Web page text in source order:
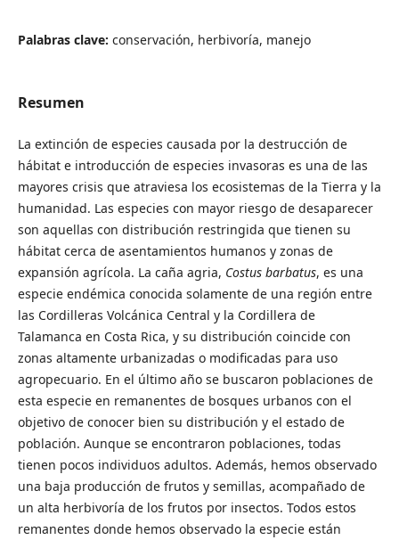
Palabras clave: conservación, herbivoría, manejo
Resumen
La extinción de especies causada por la destrucción de
hábitat e introducción de especies invasoras es una de las
mayores crisis que atraviesa los ecosistemas de la Tierra y la
humanidad. Las especies con mayor riesgo de desaparecer
son aquellas con distribución restringida que tienen su
hábitat cerca de asentamientos humanos y zonas de
expansión agrícola. La caña agria, Costus barbatus, es una
especie endémica conocida solamente de una región entre
las Cordilleras Volcánica Central y la Cordillera de
Talamanca en Costa Rica, y su distribución coincide con
zonas altamente urbanizadas o modificadas para uso
agropecuario. En el último año se buscaron poblaciones de
esta especie en remanentes de bosques urbanos con el
objetivo de conocer bien su distribución y el estado de
población. Aunque se encontraron poblaciones, todas
tienen pocos individuos adultos. Además, hemos observado
una baja producción de frutos y semillas, acompañado de
un alta herbivoría de los frutos por insectos. Todos estos
remanentes donde hemos observado la especie están